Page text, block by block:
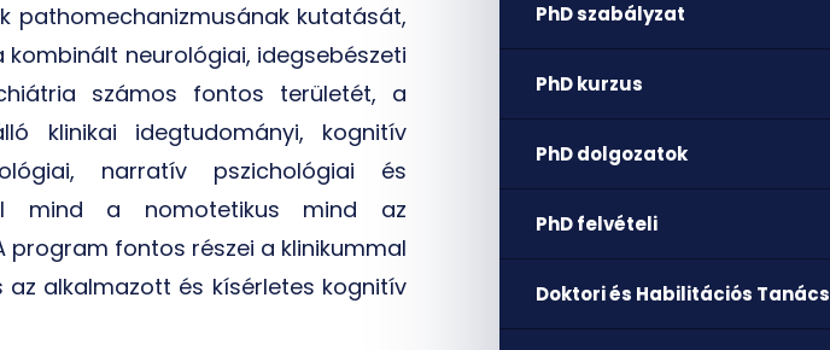
pathomechanizmusának kutatását,
neurológiai, idegsebészeti
számos fontos területét, a
klinikai idegtudományi, kognitív
narratív pszichológiai és
mind a nomotetikus mind az
program fontos részei a klinikummal
alkalmazott és kísérletes kognitív
PhD szabályzat
PhD kurzus
PhD dolgozatok
PhD felvételi
Doktori és Habilitációs Tanács